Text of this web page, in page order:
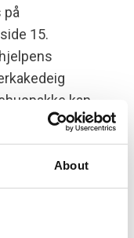
About
på
15.
kan
kan kjøpes på
.